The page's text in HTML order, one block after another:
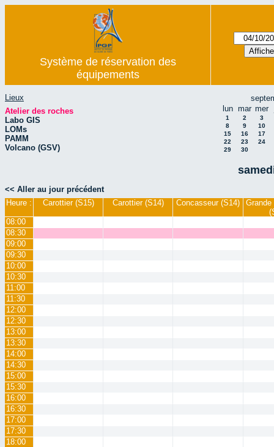
Système de réservation des
équipements
Lieux
Atelier des roches
Labo GIS
LOMs
PAMM
Volcano (GSV)
lun mar mer
1 2
3
8
9
10
15
16
17
22
23
24
29
30
<< Aller au jour précédent
Heure :
Carottier (S15) Carottier (S14) Concasseur (S14)
08:00
08:30
09:00
09:30
10:00
10:30
11:00
11:30
12:00
12:30
13:00
13:30
14:00
14:30
15:00
15:30
16:00
16:30
17:00
17:30
18:00